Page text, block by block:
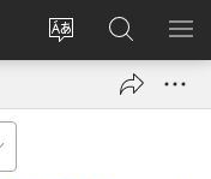
更
登
入
（開
搜
尋
JW.ORG
顯